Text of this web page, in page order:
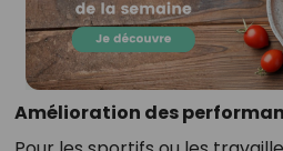
Amélioration des